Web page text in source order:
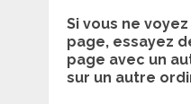
Si vous ne
page, essayez
page avec un
sur un autre